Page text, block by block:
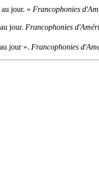
jour. » Francophonies
jour. Francophonies
jour ». Francophonies